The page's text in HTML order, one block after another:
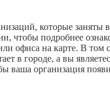
которые заняты
чтобы подробнее
офиса на карте. В том
в городе, а вы
ваша организация